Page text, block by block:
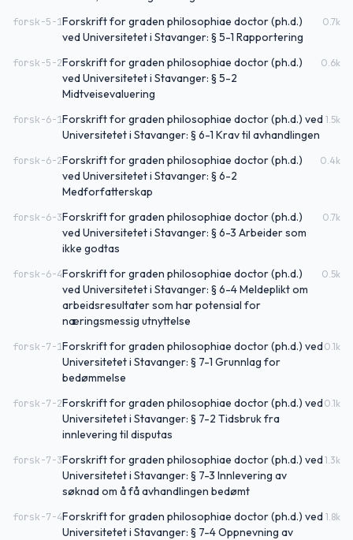
forsk-5-1Forskrift for graden philosophiae doctor (ph.d.)
ved Universitetet i Stavanger: § 5-1 Rapportering
0.7k
forsk-5-2Forskrift for graden philosophiae doctor (ph.d.)
ved Universitetet i Stavanger: § 5-2
Midtveisevaluering
0.6k
forsk-6-1Forskrift for graden philosophiae doctor (ph.d.) ved
Universitetet i Stavanger: § 6-1 Krav til avhandlingen
1.5k
forsk-6-2Forskrift for graden philosophiae doctor (ph.d.)
ved Universitetet i Stavanger: § 6-2
Medforfatterskap
0.4k
forsk-6-3Forskrift for graden philosophiae doctor (ph.d.)
ved Universitetet i Stavanger: § 6-3 Arbeider som
ikke godtas
0.7k
forsk-6-4Forskrift for graden philosophiae doctor (ph.d.)
ved Universitetet i Stavanger: § 6-4 Meldeplikt om
arbeidsresultater som har potensial for
næringsmessig utnyttelse
0.5k
forsk-7-1Forskrift for graden philosophiae doctor (ph.d.) ved
Universitetet i Stavanger: § 7-1 Grunnlag for
bedømmelse
0.1k
forsk-7-2Forskrift for graden philosophiae doctor (ph.d.) ved
Universitetet i Stavanger: § 7-2 Tidsbruk fra
innlevering til disputas
0.1k
forsk-7-3Forskrift for graden philosophiae doctor (ph.d.) ved
Universitetet i Stavanger: § 7-3 Innlevering av
søknad om å få avhandlingen bedømt
1.3k
forsk-7-4Forskrift for graden philosophiae doctor (ph.d.) ved
Universitetet i Stavanger: § 7-4 Oppnevning av
1.8k